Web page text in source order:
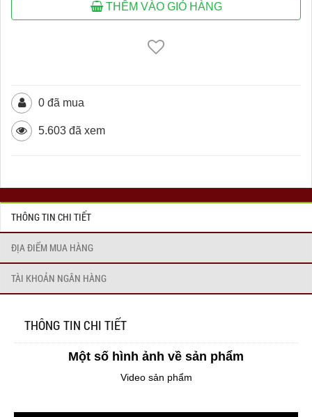
THÊM VÀO GIỎ HÀNG
0 đã mua
5.603 đã xem
THÔNG TIN CHI TIẾT
ĐỊA ĐIỂM MUA HÀNG
TÀI KHOẢN NGÂN HÀNG
THÔNG TIN CHI TIẾT
Một số hình ảnh về sản phẩm
Video sản phẩm